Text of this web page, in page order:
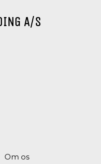
A/S
Om os